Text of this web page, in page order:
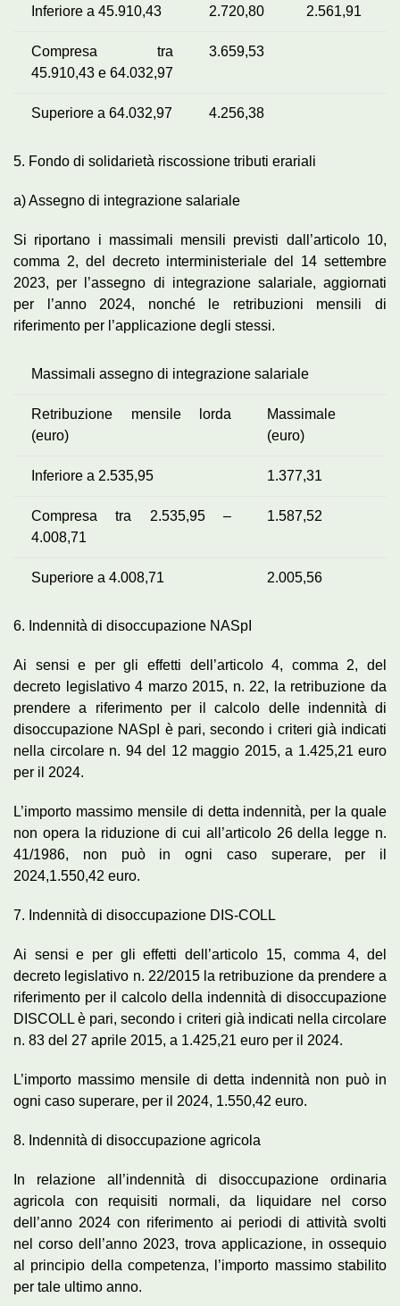
Inferiore a 45.910,43 2.720,80 2.561,91
Compresa tra
45.910,43 e 64.032,97
3.659,53
Superiore a 64.032,97 4.256,38
5. Fondo di solidarietà riscossione tributi erariali
a) Assegno di integrazione salariale
Si riportano i massimali mensili previsti dall’articolo 10,
comma 2, del decreto interministeriale del 14 settembre
2023, per l’assegno di integrazione salariale, aggiornati
per l’anno 2024, nonché le retribuzioni mensili di
riferimento per l’applicazione degli stessi.
Massimali assegno di integrazione salariale
Retribuzione mensile lorda
(euro)
Massimale
(euro)
Inferiore a 2.535,95 1.377,31
Compresa tra 2.535,95 –
4.008,71
1.587,52
Superiore a 4.008,71 2.005,56
6. Indennità di disoccupazione NASpI
Ai sensi e per gli effetti dell’articolo 4, comma 2, del
decreto legislativo 4 marzo 2015, n. 22, la retribuzione da
prendere a riferimento per il calcolo delle indennità di
disoccupazione NASpI è pari, secondo i criteri già indicati
nella circolare n. 94 del 12 maggio 2015, a 1.425,21 euro
per il 2024.
L’importo massimo mensile di detta indennità, per la quale
non opera la riduzione di cui all’articolo 26 della legge n.
41/1986, non può in ogni caso superare, per il
2024,1.550,42 euro.
7. Indennità di disoccupazione DIS-COLL
Ai sensi e per gli effetti dell’articolo 15, comma 4, del
decreto legislativo n. 22/2015 la retribuzione da prendere a
riferimento per il calcolo della indennità di disoccupazione
DISCOLL è pari, secondo i criteri già indicati nella circolare
n. 83 del 27 aprile 2015, a 1.425,21 euro per il 2024.
L’importo massimo mensile di detta indennità non può in
ogni caso superare, per il 2024, 1.550,42 euro.
8. Indennità di disoccupazione agricola
In relazione all’indennità di disoccupazione ordinaria
agricola con requisiti normali, da liquidare nel corso
dell’anno 2024 con riferimento ai periodi di attività svolti
nel corso dell’anno 2023, trova applicazione, in ossequio
al principio della competenza, l’importo massimo stabilito
per tale ultimo anno.